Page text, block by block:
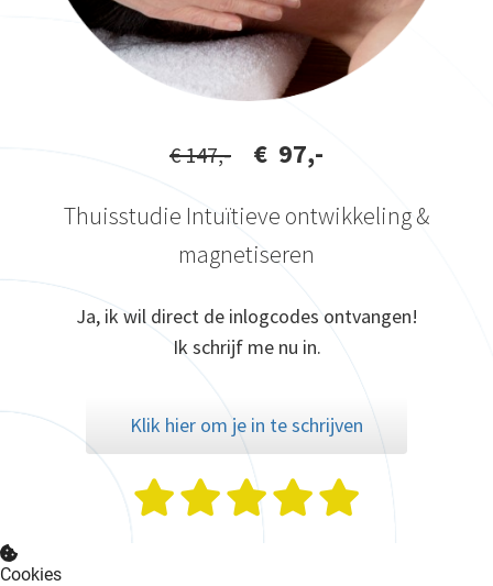
€ 147,- € 97,-
Thuisstudie Intuïtieve ontwikkeling &
magnetiseren
Ja, ik wil direct de inlogcodes ontvangen!
Ik schrijf me nu in.
Klik hier om je in te schrijven
Cookies